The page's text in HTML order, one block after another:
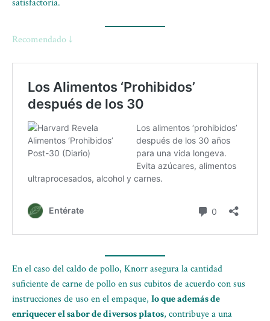
satisfactoria.
Recomendado ↓
En el caso del caldo de pollo, Knorr asegura la cantidad
suficiente de carne de pollo en sus cubitos de acuerdo con sus
instrucciones de uso en el empaque, lo que además de
enriquecer el sabor de diversos platos, contribuye a una